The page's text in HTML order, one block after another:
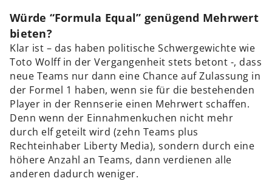
Würde “Formula Equal” genügend Mehrwert
bieten?
Klar ist – das haben politische Schwergewichte wie
Toto Wolff in der Vergangenheit stets betont -, dass
neue Teams nur dann eine Chance auf Zulassung in
der Formel 1 haben, wenn sie für die bestehenden
Player in der Rennserie einen Mehrwert schaffen.
Denn wenn der Einnahmenkuchen nicht mehr
durch elf geteilt wird (zehn Teams plus
Rechteinhaber Liberty Media), sondern durch eine
höhere Anzahl an Teams, dann verdienen alle
anderen dadurch weniger.